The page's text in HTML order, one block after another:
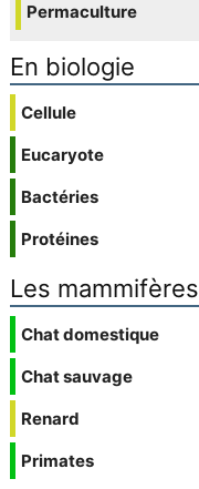
Permaculture
En biologie
Cellule
Eucaryote
Bactéries
Protéines
Les mammifères
Chat domestique
Chat sauvage
Renard
Primates